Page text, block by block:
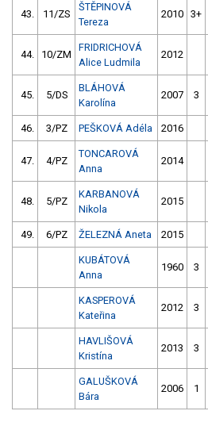
43. 11/ZS
ŠTĚPINOVÁ
Tereza
2010 3+
44. 10/ZM
FRIDRICHOVÁ
Alice Ludmila
2012
45. 5/DS
BLÁHOVÁ
Karolína
2007 3
46. 3/PZ PEŠKOVÁ Adéla 2016
47. 4/PZ
TONCAROVÁ
Anna
2014
48. 5/PZ
KARBANOVÁ
Nikola
2015
49. 6/PZ ŽELEZNÁ Aneta 2015
KUBÁTOVÁ
Anna
1960 3
KASPEROVÁ
Kateřina
2012 3
HAVLIŠOVÁ
Kristína
2013 3
GALUŠKOVÁ
Bára
2006 1